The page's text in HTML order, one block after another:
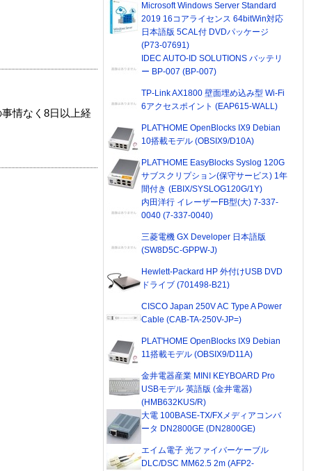
情なく8日以上経
Microsoft Windows Server Standard
2019 16コアライセンス 64bitWin対応
日本語版 5CAL付 DVDパッケージ
(P73-07691)
IDEC AUTO-ID SOLUTIONS バッテリ
ー BP-007 (BP-007)
TP-Link AX1800 壁面埋め込み型 Wi-Fi
6アクセスポイント (EAP615-WALL)
PLAT'HOME OpenBlocks IX9 Debian
10搭載モデル (OBSIX9/D10A)
PLAT'HOME EasyBlocks Syslog 120G
サブスクリプション(保守サービス) 1年
間付き (EBIX/SYSLOG120G/1Y)
内田洋行 イレーザーFB型(大) 7-337-
0040 (7-337-0040)
三菱電機 GX Developer 日本語版
(SW8D5C-GPPW-J)
Hewlett-Packard HP 外付けUSB DVD
ドライブ (701498-B21)
CISCO Japan 250V AC Type A Power
Cable (CAB-TA-250V-JP=)
PLAT'HOME OpenBlocks IX9 Debian
11搭載モデル (OBSIX9/D11A)
金井電器産業 MINI KEYBOARD Pro
USBモデル 英語版 (金井電器)
(HMB632KUS/R)
大電 100BASE-TX/FXメディアコンバ
ータ DN2800GE (DN2800GE)
エイム電子 光ファイバーケーブル
DLC/DSC MM62.5 2m (AFP2-